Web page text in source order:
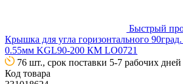
Быстрый
Крышка для угла горизонтального
0.55мм KGL90-200 КМ LO0721
76 шт., срок поставки 5-7 рабочих дней
Код товара